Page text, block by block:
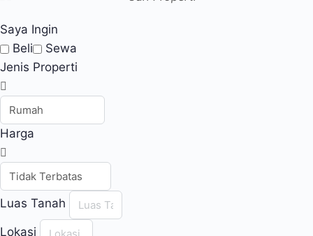
Saya Ingin
Beli
Sewa
Jenis Properti
Harga
Luas Tanah
Lokasi